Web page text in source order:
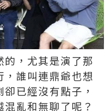
，尤其是演了那
誰叫連鼎爺也想
已經沒有點子，
亂和無聊了呢？